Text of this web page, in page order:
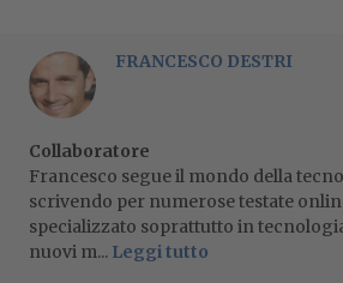
FRANCESCO DESTRI
Collaboratore
Francesco segue il mondo della
scrivendo per numerose testate
specializzato soprattutto in
nuovi m... Leggi tutto